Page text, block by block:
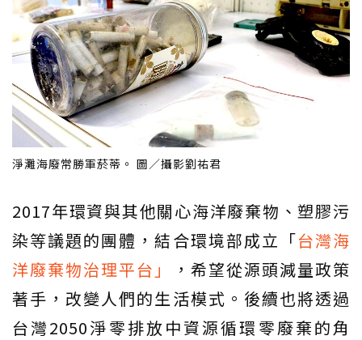
淨灘海廢常勝軍菸蒂。 圖／攝影劉祐君
2017年環資與其他關心海洋廢棄物、塑膠污
染等議題的團體，結合環境部成立「台灣海
洋廢棄物治理平台」
，希望從源頭減量政策
著手，改變人們的生活模式。後續也將透過
台灣2050淨零排放中資源循環零廢棄的角